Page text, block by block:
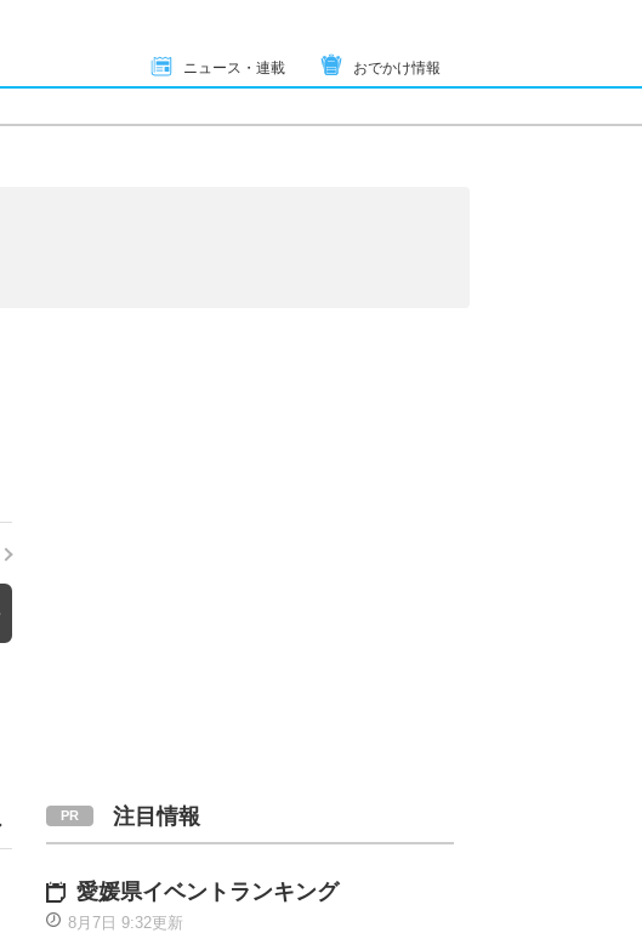
ニュース・連載 おでかけ情報
注目情報
愛媛県イベントランキング
8月7日 9:32更新